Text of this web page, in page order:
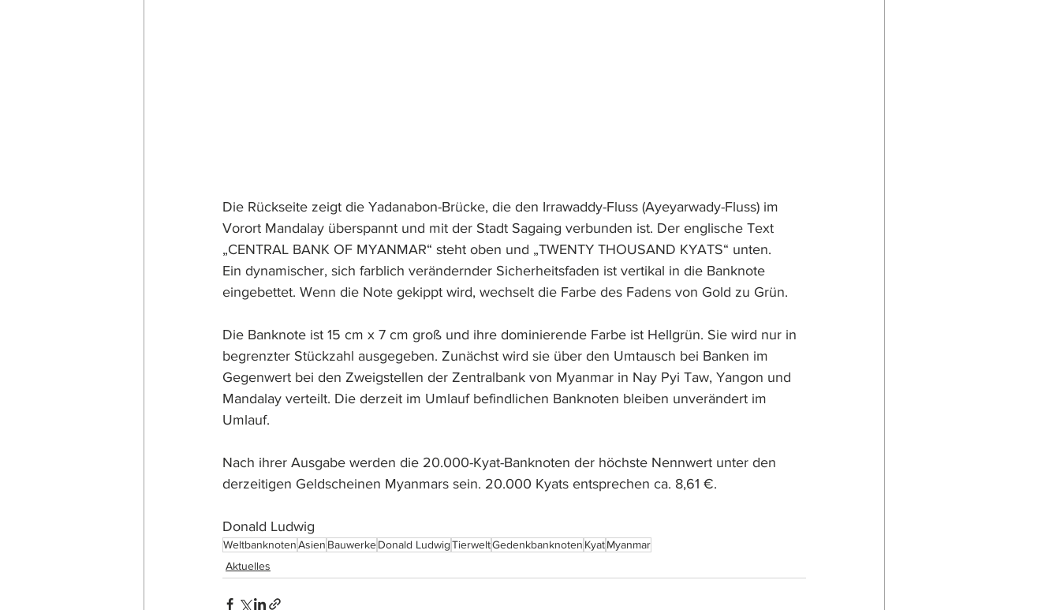
Die Rückseite zeigt die Yadanabon-Brücke, die den Irrawaddy-Fluss (Ayeyarwady-Fluss) im
Vorort Mandalay überspannt und mit der Stadt Sagaing verbunden ist. Der englische Text
„CENTRAL BANK OF MYANMAR“ steht oben und „TWENTY THOUSAND KYATS“ unten.
Ein dynamischer, sich farblich verändernder Sicherheitsfaden ist vertikal in die Banknote
eingebettet. Wenn die Note gekippt wird, wechselt die Farbe des Fadens von Gold zu Grün.
Die Banknote ist 15 cm x 7 cm groß und ihre dominierende Farbe ist Hellgrün. Sie wird nur in
begrenzter Stückzahl ausgegeben. Zunächst wird sie über den Umtausch bei Banken im
Gegenwert bei den Zweigstellen der Zentralbank von Myanmar in Nay Pyi Taw, Yangon und
Mandalay verteilt. Die derzeit im Umlauf befindlichen Banknoten bleiben unverändert im
Umlauf.
Nach ihrer Ausgabe werden die 20.000-Kyat-Banknoten der höchste Nennwert unter den
derzeitigen Geldscheinen Myanmars sein. 20.000 Kyats entsprechen ca. 8,61 €.
Donald Ludwig
WeltbanknotenAsien BauwerkeDonald LudwigTierweltGedenkbanknoten KyatMyanmar
Aktuelles